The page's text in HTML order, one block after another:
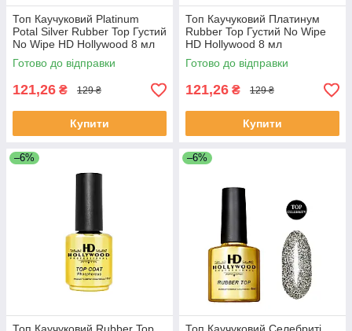
Топ Каучуковий Platinum
Potal Silver Rubber Top Густий
No Wipe HD Hollywood 8 мл
Готово до відправки
121,26 ₴ 129 ₴
Купити
Топ Каучуковий Платинум
Rubber Top Густий No Wipe
HD Hollywood 8 мл
Готово до відправки
121,26 ₴ 129 ₴
Купити
–6% –6%